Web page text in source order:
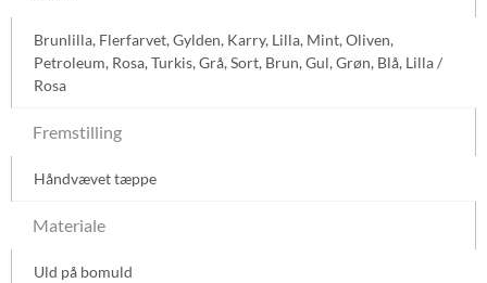
Brunlilla, Flerfarvet,Gylden, Karry, Lilla, Mint,Oliven,
Petroleum, Rosa,Turkis,Grå,Sort, Brun,Gul,Grøn, Blå, Lilla /
Rosa
Fremstilling
Håndvævet tæppe
Materiale
Uld på bomuld